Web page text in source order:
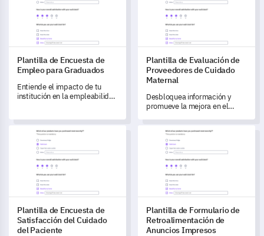
Plantilla de Encuesta de
Empleo para Graduados
Entiende el impacto de tu
institución en la empleabilidad
completa plantilla de
encuesta.
Plantilla de Evaluación de
Proveedores de Cuidado
Maternal
Desbloquea información y
promueve la mejora en el
completa plantilla de
evaluación.
Plantilla de Encuesta de Satisfacción del Cuidado del Paciente
Plantilla de Encuesta de
Satisfacción del Cuidado
del Paciente
Plantilla de Formulario de
Plantilla de Formulario de
Retroalimentación de
Anuncios Impresos